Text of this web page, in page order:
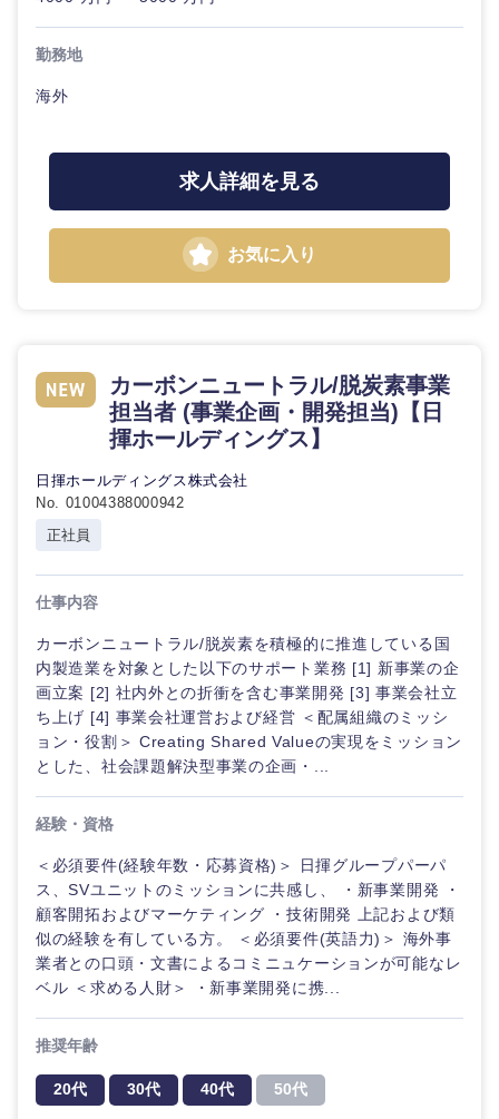
勤務地
海外
求人詳細を見る
お気に入り
カーボンニュートラル/脱炭素事業
担当者 (事業企画・開発担当)【日
揮ホールディングス】
日揮ホールディングス株式会社
No. 01004388000942
正社員
仕事内容
カーボンニュートラル/脱炭素を積極的に推進している国
内製造業を対象とした以下のサポート業務 [1] 新事業の企
画立案 [2] 社内外との折衝を含む事業開発 [3] 事業会社立
ち上げ [4] 事業会社運営および経営 ＜配属組織のミッシ
ョン・役割＞ Creating Shared Valueの実現をミッション
とした、社会課題解決型事業の企画・...
経験・資格
＜必須要件(経験年数・応募資格)＞ 日揮グループパーパ
ス、SVユニットのミッションに共感し、 ・新事業開発 ・
顧客開拓およびマーケティング ・技術開発 上記および類
似の経験を有している方。 ＜必須要件(英語力)＞ 海外事
業者との口頭・文書によるコミニュケーションが可能なレ
ベル ＜求める人財＞ ・新事業開発に携...
推奨年齢
20代 30代 40代 50代